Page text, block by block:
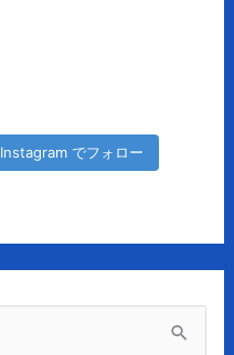
Instagram でフォロー